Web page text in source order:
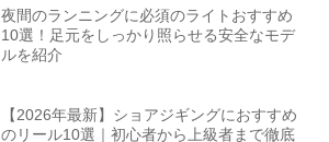
夜間のランニングに必須のライトおすすめ
10選！足元をしっかり照らせる安全なモデ
ルを紹介
【2026年最新】ショアジギングにおすすめ
のリール10選｜初心者から上級者まで徹底